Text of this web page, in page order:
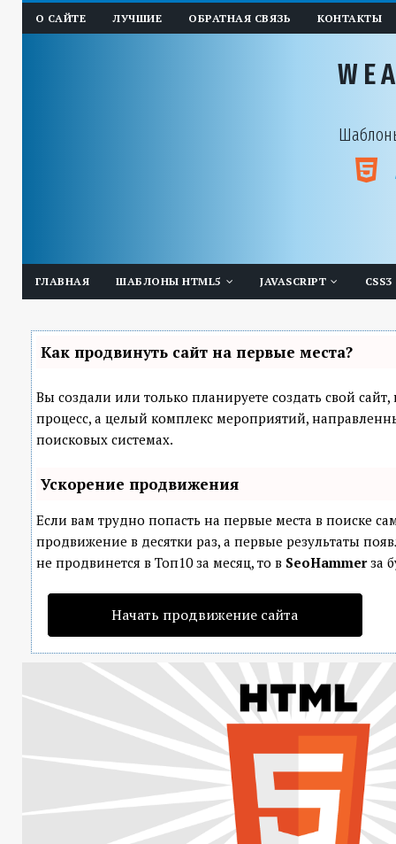
О САЙТЕ ЛУЧШИЕ ОБРАТНАЯ СВЯЗЬ КОНТАКТЫ
ГЛАВНАЯ ШАБЛОНЫ HTML5 JAVASCRIPT CSS3
Как продвинуть сайт на первые места?
Вы создали или только планируете создать свой
процесс, а целый комплекс мероприятий,
поисковых системах.
Ускорение продвижения
Если вам трудно попасть на первые места в поиске
продвижение в десятки раз, а первые результаты
не продвинется в Топ10 за месяц, то в SeoHammerза
Начать продвижение сайта